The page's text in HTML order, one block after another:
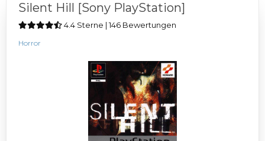
Silent Hill [Sony PlayStation]
4.4 Sterne | 146 Bewertungen
Horror